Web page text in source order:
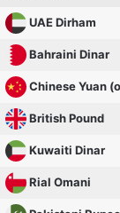
UAE Dirham
Bahraini Dinar
Chinese Yuan
British Pound
Kuwaiti Dinar
Rial Omani